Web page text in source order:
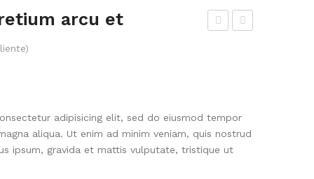
vari
us
risu
arcu et
adipisicing elit, sed do eiusmod tempor
aliqua. Ut enim ad minim veniam, quis nostrud
ipsum, gravida et mattis vulputate, tristique ut